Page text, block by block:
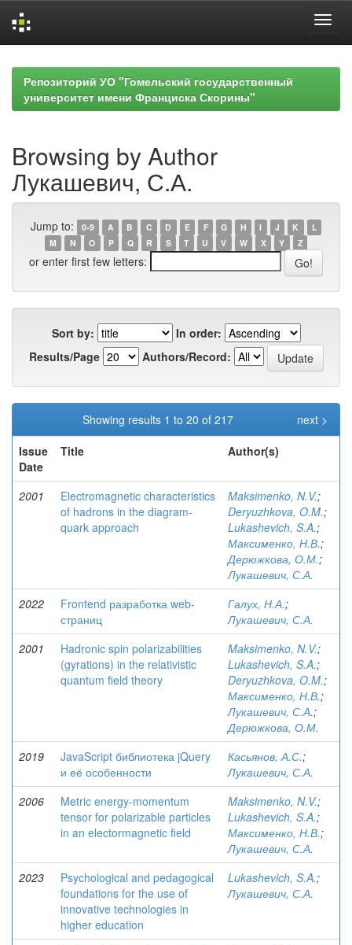
navigationРепозиторий УО "Гомельский государственный
университет имени Франциска Скорины"
Browsing by Author
Лукашевич, С.А.
Jump to: 0-9 A B C D E F G H I J K
L
M
N O P Q R S T U V W X Y Z
or enter first few letters:
Sort by:
In order:
Results/Page
Authors/Record:
Showing results 1 to 20 of 217
next >
Issue
Date
Title Author(s)
2001
Electromagnetic characteristics
of hadrons in the diagram-
quark approach
Maksimenko, N.V.;
Deryuzhkova, O.M.;
Lukashevich, S.A.;
Максименко, Н.В.;
Дерюжкова, О.М.;
Лукашевич, С.А.
2022
Frontend разработка web-
страниц
Галух, Н.А.;
Лукашевич, С.А.
2001
Hadronic spin polarizabilities
(gyrations) in the relativistic
quantum field theory
Maksimenko, N.V.;
Lukashevich, S.A.;
Deryuzhkova, O.M.;
Максименко, Н.В.;
Лукашевич, С.А.;
Дерюжкова, О.М.
2019
JavaScript библиотека jQuery
и её особенности
Касьянов, А.С.;
Лукашевич, С.А.
2006
Metric energy-momentum
tensor for polarizable particles
in an electormagnetic field
Maksimenko, N.V.;
Lukashevich, S.A.;
Максименко, Н.В.;
Лукашевич, С.А.
2023
Psychological and pedagogical
foundations for the use of
innovative technologies in
higher education
Lukashevich, S.A.;
Лукашевич, С.А.